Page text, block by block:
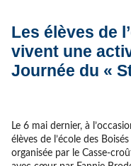
Les élèves de
vivent une
Journée du «
Le 6 mai dernier, à
élèves de l’école des
organisée par le Casse-